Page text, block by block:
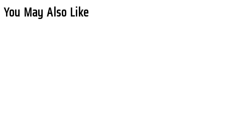
You May Also Like